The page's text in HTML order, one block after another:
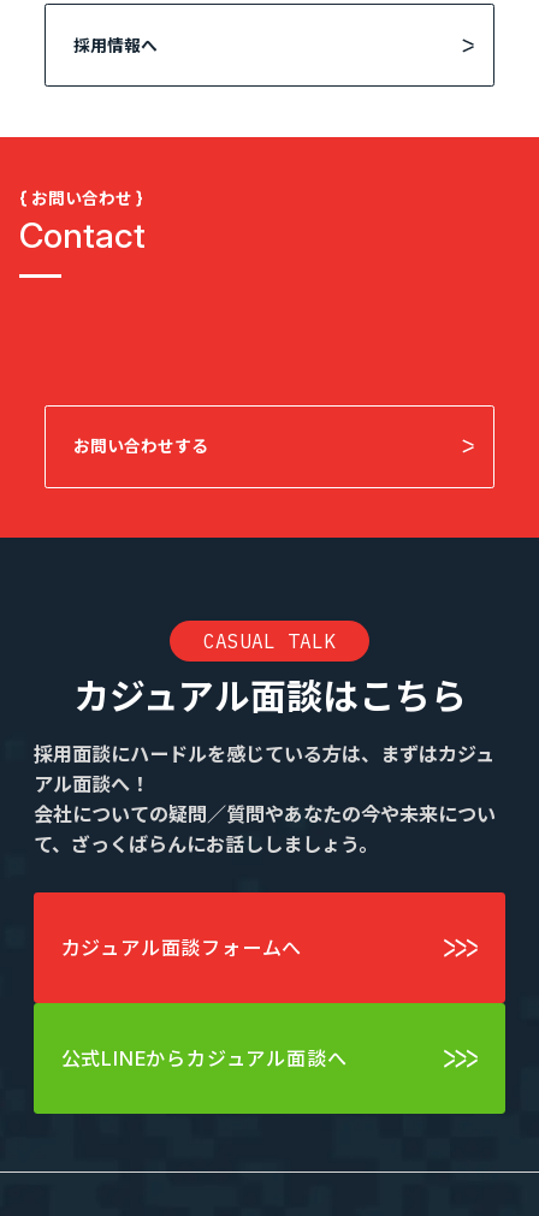
採用情報へ
{ お問い合わせ }
Contact
お問い合わせする
CASUAL TALK
カジュアル面談はこちら
採用面談にハードルを感じている方は、まずはカジュ
アル面談へ！
会社についての疑問／質問やあなたの今や未来につい
て、ざっくばらんにお話ししましょう。
カジュアル面談フォームへ
公式LINEからカジュアル面談へ